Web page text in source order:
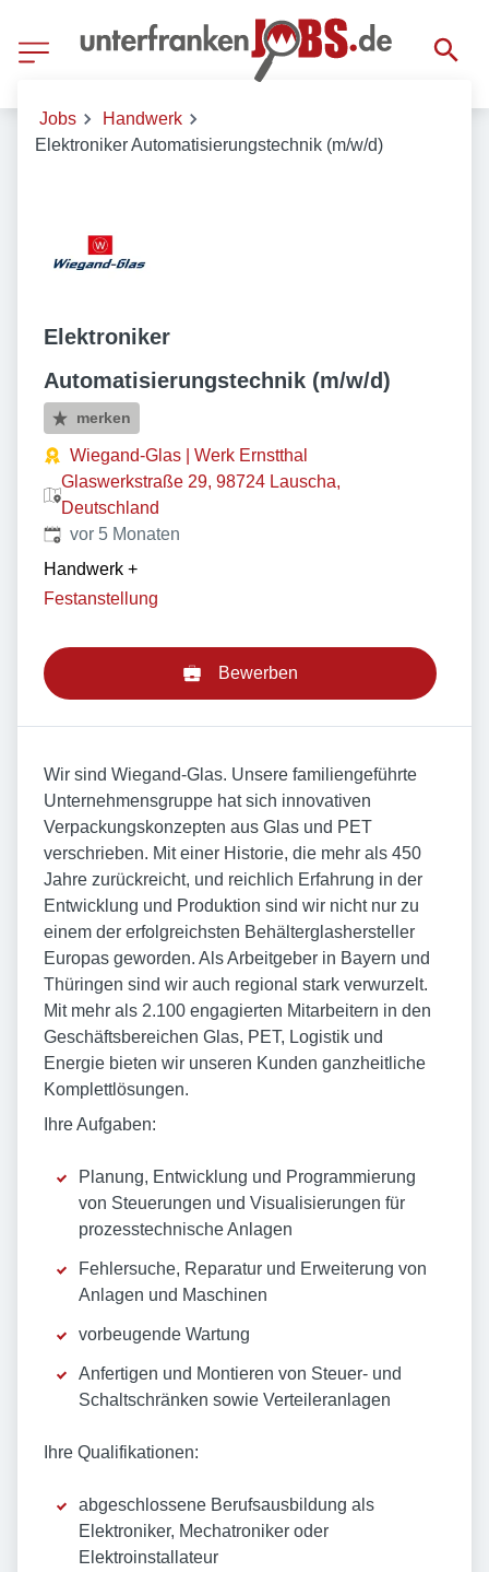
Jobs
Handwerk
Elektroniker Automatisierungstechnik (m/w/d)
Elektroniker
Automatisierungstechnik (m/w/d)
merken
Wiegand-Glas | Werk Ernstthal
Glaswerkstraße 29, 98724 Lauscha,
Deutschland
Veröffentlicht:
vor 5 Monaten
Handwerk +
Festanstellung
Bewerben
Wir sind Wiegand-Glas. Unsere familiengeführte
Unternehmensgruppe hat sich innovativen
Verpackungskonzepten aus Glas und PET
verschrieben. Mit einer Historie, die mehr als 450
Jahre zurückreicht, und reichlich Erfahrung in der
Entwicklung und Produktion sind wir nicht nur zu
einem der erfolgreichsten Behälterglashersteller
Europas geworden. Als Arbeitgeber in Bayern und
Thüringen sind wir auch regional stark verwurzelt.
Mit mehr als 2.100 engagierten Mitarbeitern in den
Geschäftsbereichen Glas, PET, Logistik und
Energie bieten wir unseren Kunden ganzheitliche
Komplettlösungen.
Ihre Aufgaben:
Planung, Entwicklung und Programmierung
von Steuerungen und Visualisierungen für
prozesstechnische Anlagen
Fehlersuche, Reparatur und Erweiterung von
Anlagen und Maschinen
vorbeugende Wartung
Anfertigen und Montieren von Steuer- und
Schaltschränken sowie Verteileranlagen
Ihre Qualifikationen:
abgeschlossene Berufsausbildung als
Elektroniker, Mechatroniker oder
Elektroinstallateur